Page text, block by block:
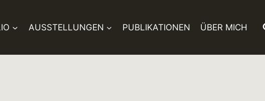
AUSSTELLUNGEN PUBLIKATIONEN ÜBER MICH